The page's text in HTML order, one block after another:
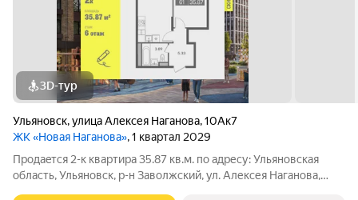
3D-тур
Ульяновск,улица Алексея Наганова,10Ак7
ЖК «Новая Наганова», 1 квартал 2029
Продаeтся 2-к квартира 35.87 кв.м. пo адpесу: Ульяновская
область, Ульяновск, р-н Заволжский, ул. Алексея Наганова,